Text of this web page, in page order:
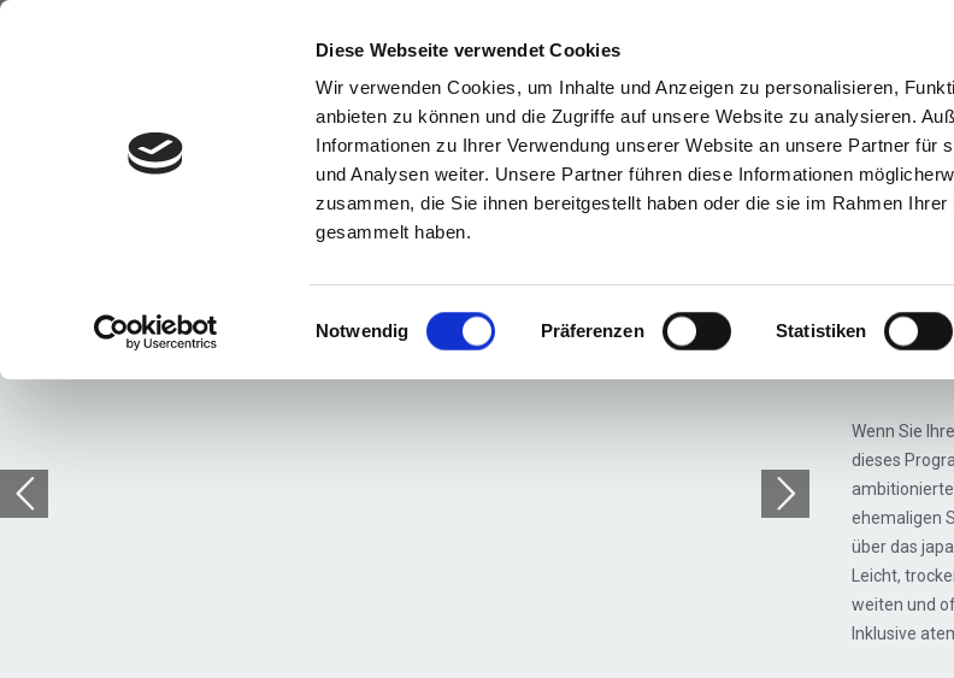
Diese Webseite verwendet Cookies
Wir verwenden Cookies, um Inhalte und Anzeigen zu personalisieren,
anbieten zu können und die Zugriffe auf unsere Website zu analysieren.
Informationen zu Ihrer Verwendung unserer Website an unsere Partner für
und Analysen weiter. Unsere Partner führen diese Informationen
zusammen, die Sie ihnen bereitgestellt haben oder die sie im Rahmen
gesammelt haben.
Einwilligungsauswahl
Notwendig Präferenzen Statistiken
Freeride
Wenn Sie
dieses
ehemaligen
über das
Leicht,
weiten und
Inklusive